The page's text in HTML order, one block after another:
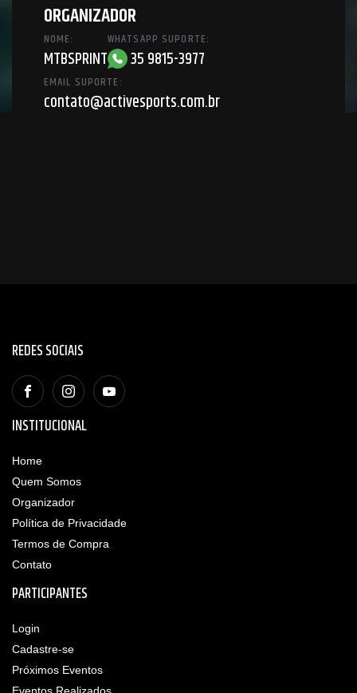
ORGANIZADOR
NOME:
MTBSPRINT
WHATSAPP SUPORTE:
35 9815-3977
EMAIL SUPORTE:
contato@activesports.com.br
REDES SOCIAIS
INSTITUCIONAL
Home
Quem Somos
Organizador
Política de Privacidade
Termos de Compra
Contato
PARTICIPANTES
Login
Cadastre-se
Próximos Eventos
Eventos Realizados